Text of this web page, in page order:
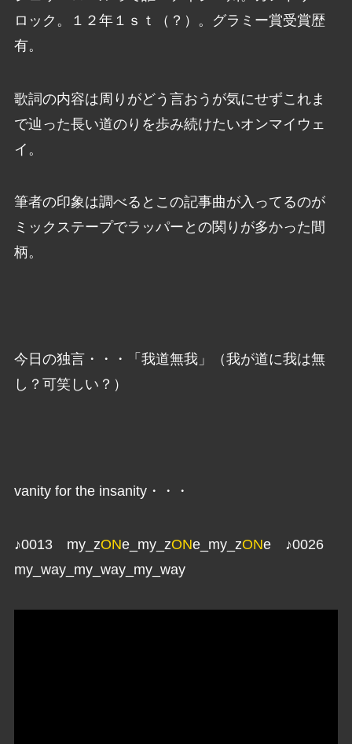
ロック。１２年１ｓｔ（？）。グラミー賞受賞歴
有。
歌詞の内容は周りがどう言おうが気にせずこれま
で辿った長い道のりを歩み続けたいオンマイウェ
イ。
筆者の印象は調べるとこの記事曲が入ってるのが
ミックステープでラッパーとの関りが多かった間
柄。
今日の独言・・・「我道無我」（我が道に我は無
し？可笑しい？）
vanity for the insanity・・・
♪0013 my_zONe_my_zONe_my_zONe ♪0026
my_way_my_way_my_way